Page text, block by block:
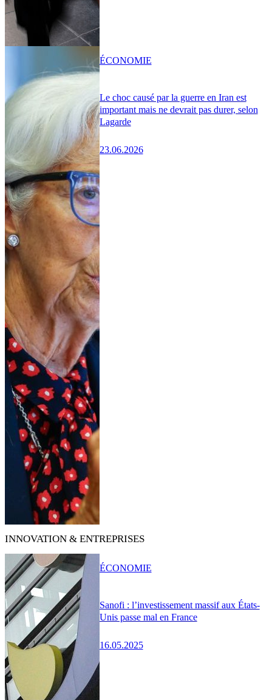
Le choc causé par la guerre en Iran est
important mais ne devrait pas durer, selon
Lagarde
23.06.2026
ÉCONOMIE
INNOVATION & ENTREPRISES
Sanofi : l’investissement massif aux États-
Unis passe mal en France
16.05.2025
ÉCONOMIE